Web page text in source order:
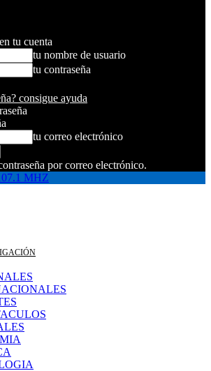
tu cuenta
tu nombre de usuario
tu contraseña
consigue ayuda
tu correo electrónico
por correo electrónico.
MHZ